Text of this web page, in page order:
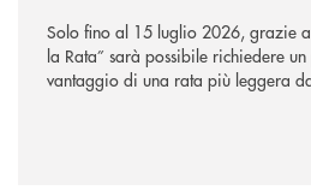
Solo fino al 15 luglio 2026, grazie
la Rata” sarà possibile richiedere
vantaggio di una rata più leggera